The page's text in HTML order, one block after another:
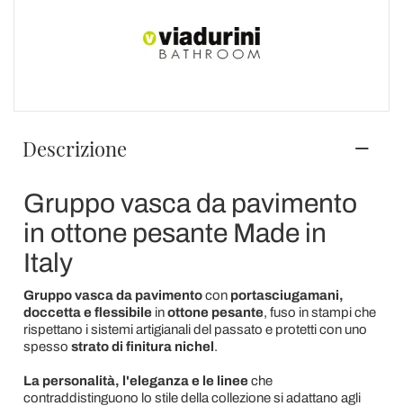
Descrizione
Gruppo vasca da pavimento
in ottone pesante Made in
Italy
Gruppo vasca da pavimentoconportasciugamani,
doccetta e flessibileinottone pesante, fuso in stampi che
rispettano i sistemi artigianali del passato e protetti con uno
spesso strato di finitura nichel.
La personalità, l'eleganza e le lineeche
contraddistinguono lo stile della collezione si adattano agli